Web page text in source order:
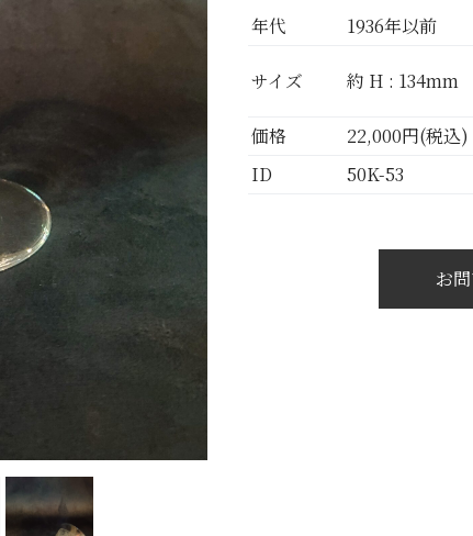
年代 1936年以前
サイズ 約 H : 134mm
価格
22,000円(税込)
ID
50K-53
お